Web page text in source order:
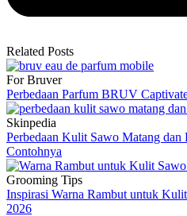
Related Posts
For Bruver
Perbedaan Parfum BRUV
Skinpedia
Perbedaan Kulit Sawo Matang
Contohnya
Grooming Tips
Inspirasi Warna Rambut untuk
2026